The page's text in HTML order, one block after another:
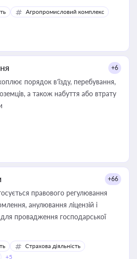
Агропромисловий комплекс
+6
порядок в’їзду, перебування,
а також набуття або втрату
+66
правового регулювання
анулювання ліцензій і
для провадження господарської
Страхова діяльність
+5